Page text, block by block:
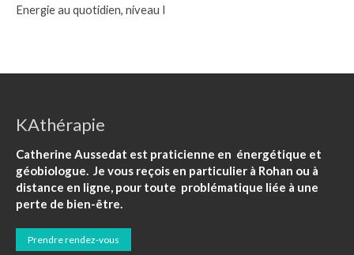
Energie au quotidien, niveau I
KAthérapie
Catherine Aussedat est praticienne en énergétique et
géobiologue. Je vous reçois en particulier à Rohan ou à
distance en ligne, pour toute problématique liée à une
perte de bien-être.
Prendre rendez-vous